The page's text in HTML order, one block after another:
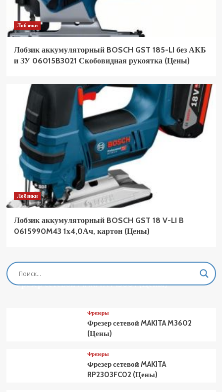
Лобзики
Лобзик аккумуляторный BOSCH GST 185-LI без АКБ
и ЗУ 06015B3021 Скобовидная рукоятка (Цены)
Лобзики
Лобзик аккумуляторный BOSCH GST 18 V-LI B
0615990M43 1х4,0Ач, картон (Цены)
Фрезеры
Фрезер сетевой MAKITA M3601 (Цены)
Фрезеры
Фрезер сетевой MAKITA M3602
(Цены)
Фрезеры
Фрезер сетевой MAKITA
RP2303FC02 (Цены)